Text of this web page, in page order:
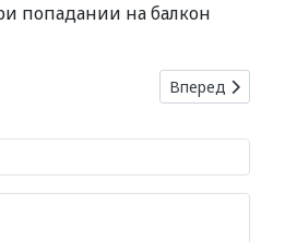
попадании на балкон
с коваными элементамиСледующий:
Вперед